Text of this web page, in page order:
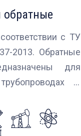
с ТУ
2013. Обратные
для
с
и агрессивных
суспензий и